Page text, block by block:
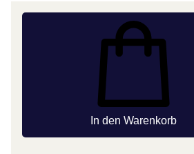
In den Warenkorb